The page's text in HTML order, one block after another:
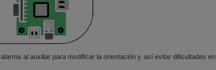
al auxiliar para modificar la orientación y así evitar dificultades en